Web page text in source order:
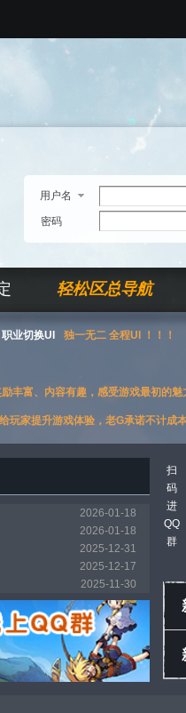
用户名
密码
轻松区总导航
职业切换UI 独一无二 全程UI ！！！
丰富、内容有趣，感受游戏最初的魅
玩家提升游戏体验，老G承诺不计成
2026-01-18
2026-01-18
2025-12-31
2025-12-17
2025-11-30
2025-11-30
2025-11-13
2025-11-13
2025-11-06
2025-11-06
扫
码
进
QQ
群